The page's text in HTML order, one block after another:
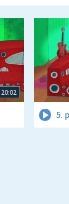
20:02
5.